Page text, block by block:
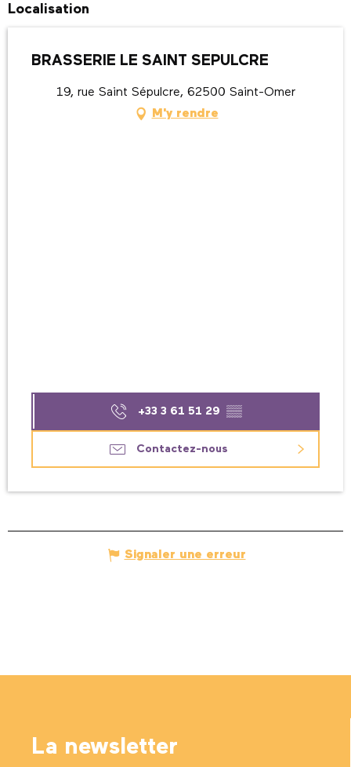
Localisation
BRASSERIE LE SAINT SEPULCRE
19, rue Saint Sépulcre, 62500 Saint-Omer
M'y rendre
+33 3 61 51 29 ▒▒
Contactez-nous
Signaler une erreur
La newsletter